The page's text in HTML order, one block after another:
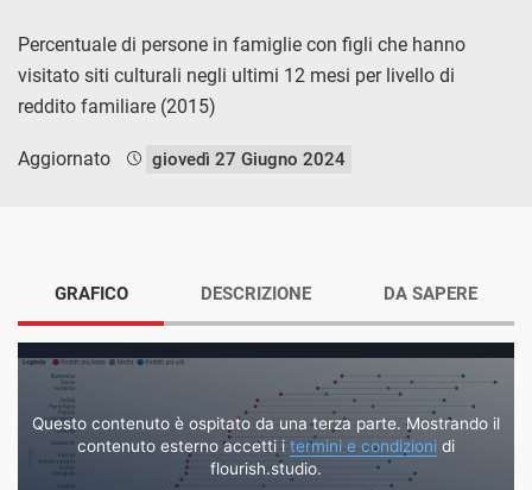
Percentuale di persone in famiglie con figli che hanno
visitato siti culturali negli ultimi 12 mesi per livello di
reddito familiare (2015)
Aggiornato giovedì 27 Giugno 2024
GRAFICO
Questo contenuto è ospitato da una terza parte. Mostrando il
contenuto esterno accetti i termini e condizioni di
flourish.studio.
DESCRIZIONE DA SAPERE